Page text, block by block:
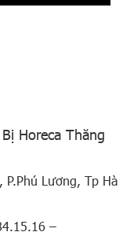
Horeca Thăng
Lương, Tp Hà
–